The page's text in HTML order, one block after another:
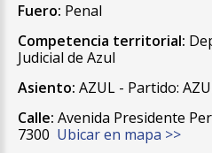
Fuero: Penal
Competencia territorial:
Judicial de Azul
Asiento: AZUL - Partido:
Calle: Avenida Presidente
7300 Ubicar en mapa >>